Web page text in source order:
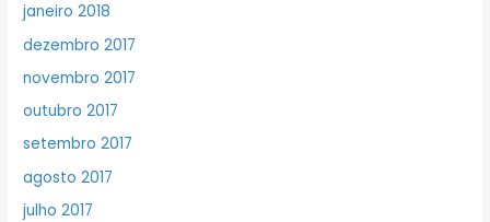
janeiro 2018
dezembro 2017
novembro 2017
outubro 2017
setembro 2017
agosto 2017
julho 2017